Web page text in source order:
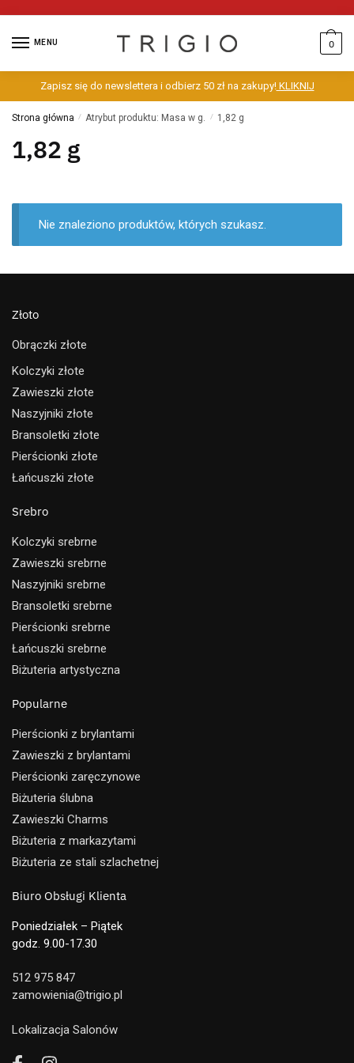
MENU 0
Zapisz się do newslettera i odbierz 50 zł na zakupy!KLIKNIJ
Strona główna / Atrybut produktu: Masa w g. / 1,82 g
1,82 g
Nie znaleziono produktów, których szukasz.
Złoto
Obrączki złote
Kolczyki złote
Zawieszki złote
Naszyjniki złote
Bransoletki złote
Pierścionki złote
Łańcuszki złote
Srebro
Kolczyki srebrne
Zawieszki srebrne
Naszyjniki srebrne
Bransoletki srebrne
Pierścionki srebrne
Łańcuszki srebrne
Biżuteria artystyczna
Popularne
Pierścionki z brylantami
Zawieszki z brylantami
Pierścionki zaręczynowe
Biżuteria ślubna
Zawieszki Charms
Biżuteria z markazytami
Biżuteria ze stali szlachetnej
Biuro Obsługi Klienta
Poniedziałek – Piątek
godz. 9.00-17.30
512 975 847
zamowienia@trigio.pl
Lokalizacja Salonów